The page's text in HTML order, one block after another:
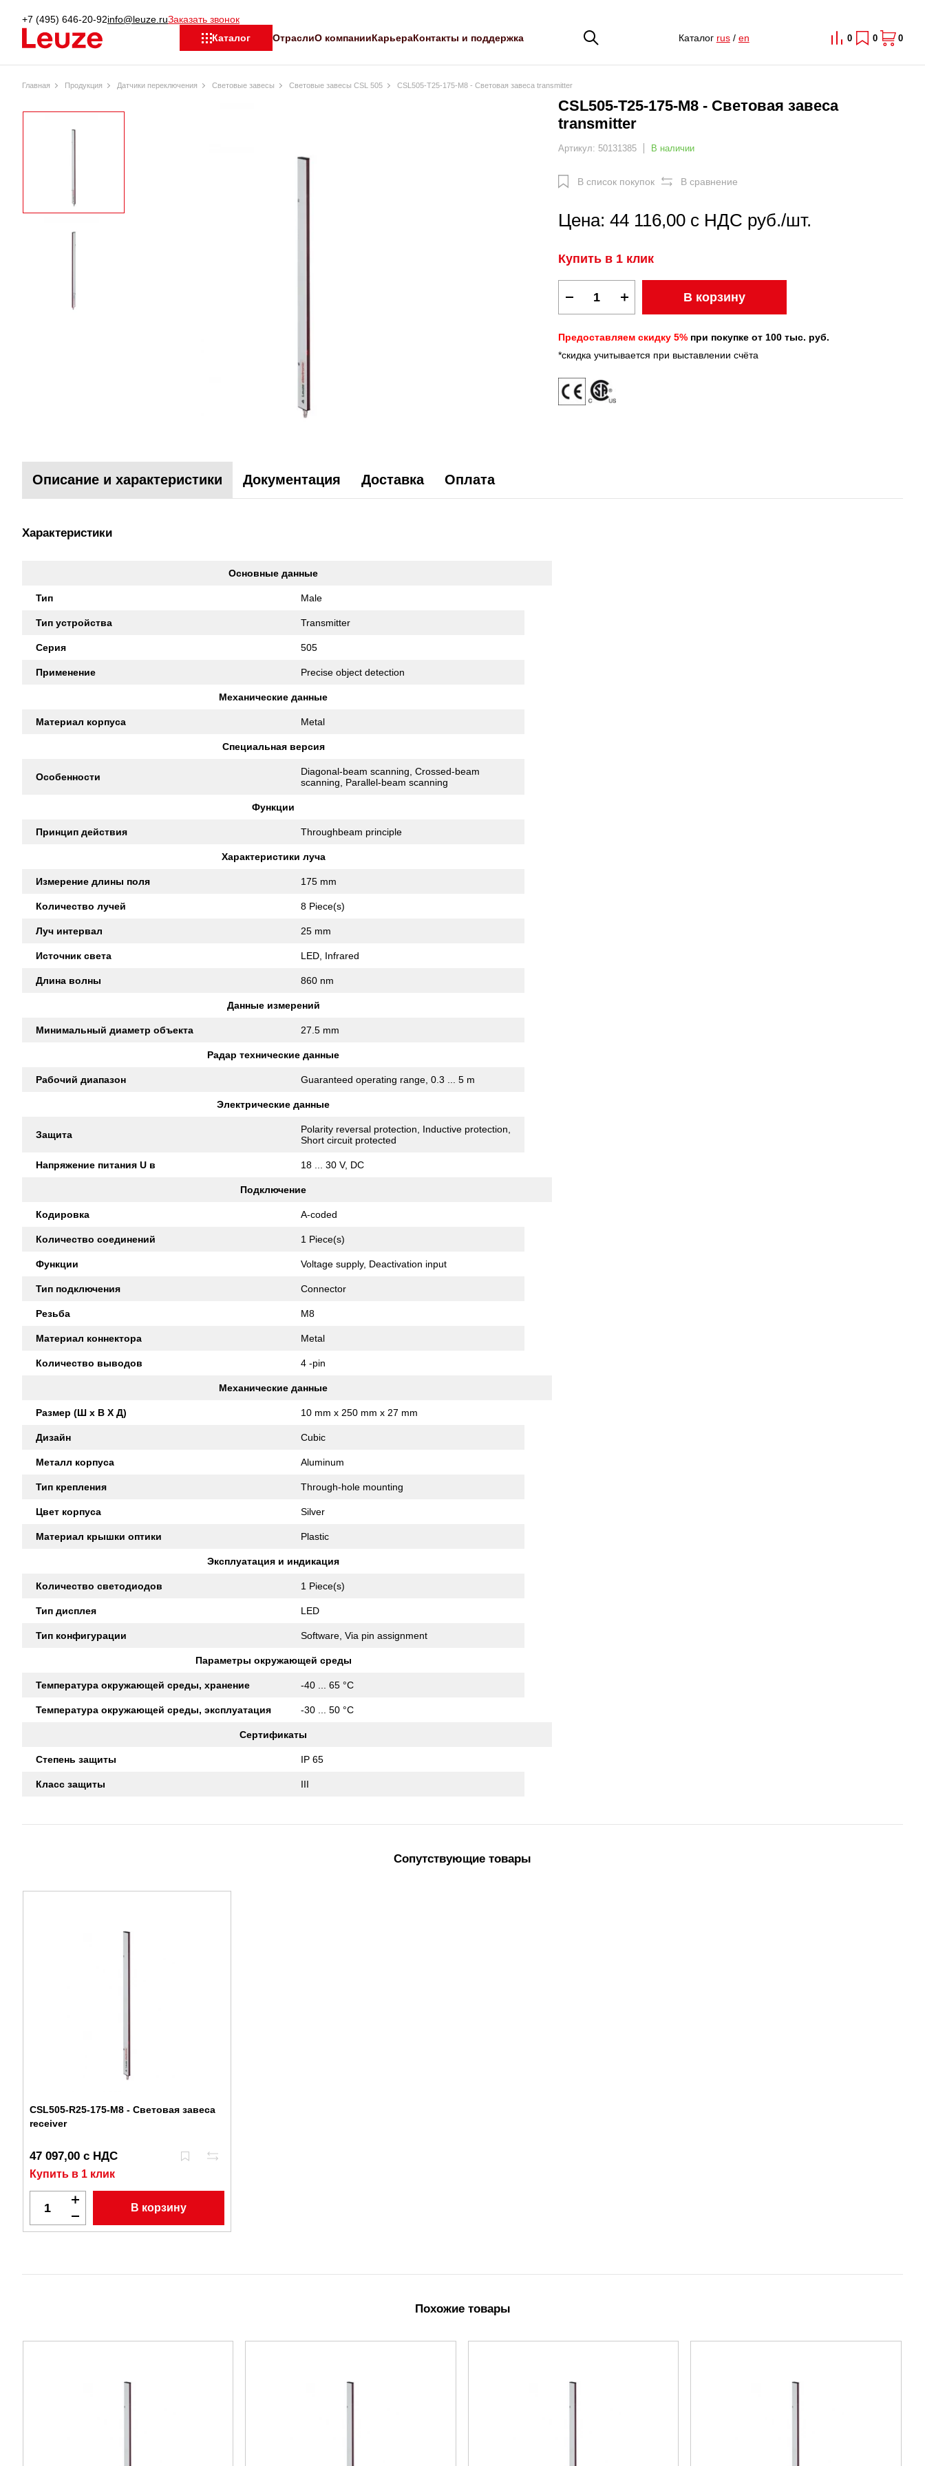
+7 (495) 646-20-92info@leuze.ruЗаказать звонок
Каталог
ОтраслиО компанииКарьераКонтакты и поддержка Каталог rus/ en 0 0 0
Главная Продукция Датчики переключения Световые завесы Световые завесы CSL 505 CSL505-T25-175-M8 - Световая завеса transmitter
CSL505-T25-175-M8 - Световая завеса
transmitter
Артикул: 50131385 В наличии
В список покупок В сравнение
Цена: 44 116,00 с НДС руб./шт.
Купить в 1 клик
В корзину
Предоставляем скидку 5% при покупке от 100 тыс. руб.
*скидка учитывается при выставлении счёта
Описание и характеристики Документация Доставка Оплата
Характеристики
Основные данные
Тип Male
Тип устройства Transmitter
Серия 505
Применение Precise object detection
Механические данные
Материал корпуса Metal
Специальная версия
Особенности
Diagonal-beam scanning, Crossed-beam
scanning, Parallel-beam scanning
Функции
Принцип действия Throughbeam principle
Характеристики луча
Измерение длины поля 175 mm
Количество лучей 8 Piece(s)
Луч интервал 25 mm
Источник света LED, Infrared
Длина волны 860 nm
Данные измерений
Минимальный диаметр объекта 27.5 mm
Радар технические данные
Рабочий диапазон Guaranteed operating range, 0.3 ... 5 m
Электрические данные
Защита
Polarity reversal protection, Inductive protection,
Short circuit protected
Напряжение питания U в 18 ... 30 V, DC
Подключение
Кодировка A-coded
Количество соединений 1 Piece(s)
Функции Voltage supply, Deactivation input
Тип подключения Connector
Резьба M8
Материал коннектора Metal
Количество выводов 4 -pin
Механические данные
Размер (Ш x В X Д) 10 mm x 250 mm x 27 mm
Дизайн Cubic
Металл корпуса Aluminum
Тип крепления Through-hole mounting
Цвет корпуса Silver
Материал крышки оптики Plastic
Эксплуатация и индикация
Количество светодиодов 1 Piece(s)
Тип дисплея LED
Тип конфигурации Software, Via pin assignment
Параметры окружающей среды
Температура окружающей среды, хранение -40 ... 65 °C
Температура окружающей среды, эксплуатация -30 ... 50 °C
Сертификаты
Степень защиты IP 65
Класс защиты III
Сопутствующие товары
CSL505-R25-175-M8 - Световая завеса
receiver
47 097,00 с НДС
Купить в 1 клик
В корзину
Похожие товары